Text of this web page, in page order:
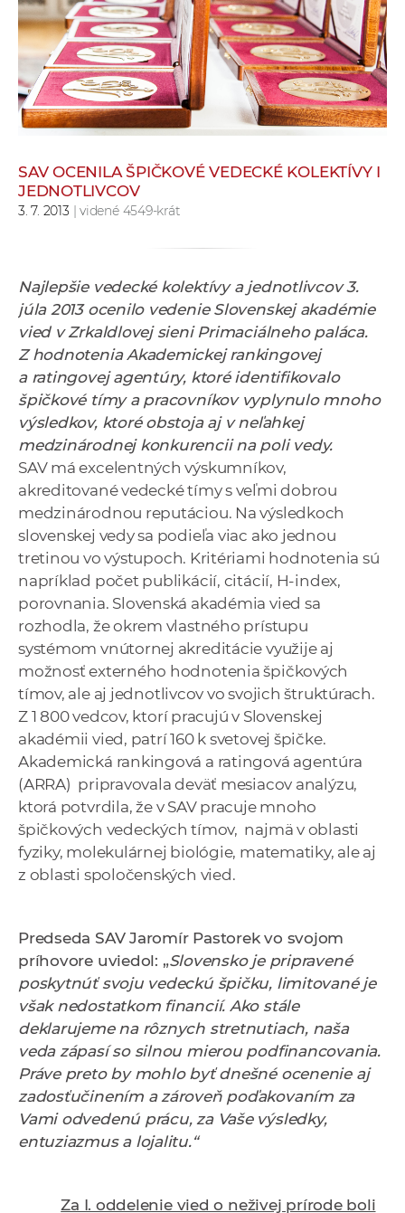
e
v
p
r
a
c
v
a
c
h
p
r
n
k
o
A
V
SAV OCENILA ŠPIČKOVÉ VEDECKÉ KOLEKTÍVY I
JEDNOTLIVCOV
3. 7. 2013 | videné 4549-krát
Najlepšie vedecké kolektívy a jednotlivcov 3.
júla 2013 ocenilo vedenie Slovenskej akadémie
vied v Zrkaldlovej sieni Primaciálneho paláca.
Z hodnotenia Akademickej rankingovej
a ratingovej agentúry, ktoré identifikovalo
špičkové tímy a pracovníkov vyplynulo mnoho
výsledkov, ktoré obstoja aj v neľahkej
medzinárodnej konkurencii na poli vedy.
SAV má excelentných výskumníkov,
akreditované vedecké tímy s veľmi dobrou
medzinárodnou reputáciou. Na výsledkoch
slovenskej vedy sa podieľa viac ako jednou
tretinou vo výstupoch. Kritériami hodnotenia sú
napríklad počet publikácií, citácií, H-index,
porovnania. Slovenská akadémia vied sa
rozhodla, že okrem vlastného prístupu
systémom vnútornej akreditácie využije aj
možnosť externého hodnotenia špičkových
tímov, ale aj jednotlivcov vo svojich štruktúrach.
Z 1 800 vedcov, ktorí pracujú v Slovenskej
akadémii vied, patrí 160 k svetovej špičke.
Akademická rankingová a ratingová agentúra
(ARRA) pripravovala deväť mesiacov analýzu,
ktorá potvrdila, že v SAV pracuje mnoho
špičkových vedeckých tímov, najmä v oblasti
fyziky, molekulárnej biológie, matematiky, ale aj
z oblasti spoločenských vied.
Predseda SAV Jaromír Pastorek vo svojom
príhovore uviedol: „Slovensko je pripravené
poskytnúť svoju vedeckú špičku, limitované je
však nedostatkom financií. Ako stále
deklarujeme na rôznych stretnutiach, naša
veda zápasí so silnou mierou podfinancovania.
Práve preto by mohlo byť dnešné ocenenie aj
zadosťučinením a zároveň poďakovaním za
Vami odvedenú prácu, za Vaše výsledky,
entuziazmus a lojalitu.“
Za I. oddelenie vied o neživej prírode boli